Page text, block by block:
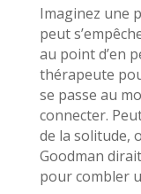
Imaginez une
peut
au point d’en
thérapeute
se passe au
connecter.
de la solitude,
Goodman
pour combler